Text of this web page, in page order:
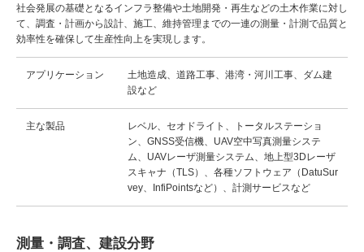
社会発展の基礎となるインフラ整備や土地開発・再生などの土木作業に対し
て、調査・計画から設計、施工、維持管理までの一連の測量・計測で品質と
効率性を確保して生産性向上を実現します。
アプリケーション
土地造成、道路工事、港湾・河川工事、ダム建
設など
主な製品
レベル、セオドライト、トータルステーショ
ン、GNSS受信機、UAV空中写真測量システ
ム、UAVレーザ測量システム、地上型3Dレーザ
スキャナ（TLS）、各種ソフトウェア（DatuSur
vey、InfiPointsなど）、計測サービスなど
測量・調査、建設分野